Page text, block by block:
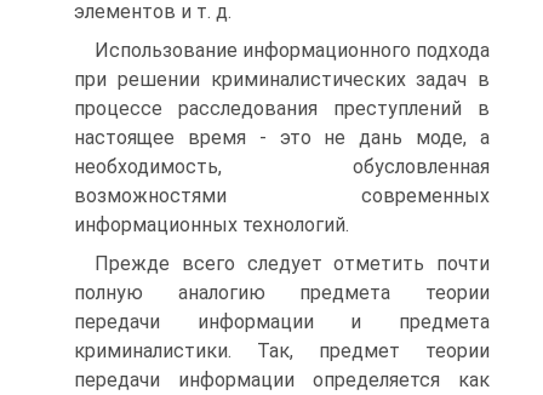
элементов и т. д.
Использование информационного подхода
при решении криминалистических задач в
процессе расследования преступлений в
настоящее время - это не дань моде, а
необходимость, обусловленная
возможностями современных
информационных технологий.
Прежде всего следует отметить почти
полную аналогию предмета теории
передачи информации и предмета
криминалистики. Так, предмет теории
передачи информации определяется как